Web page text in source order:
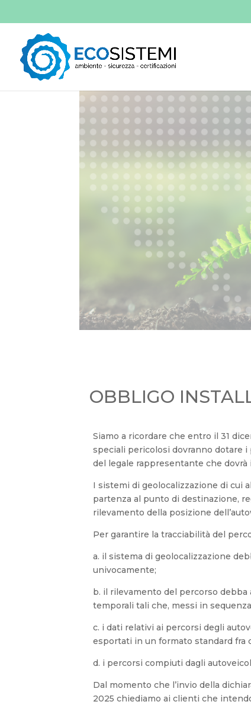
OBBLIGO
Siamo a ricordare che entro il 31
speciali pericolosi dovranno dotare
del legale rappresentante che
I sistemi di geolocalizzazione di cui
partenza al punto di destinazione,
rilevamento della posizione
Per garantire la tracciabilità del
a. il sistema di geolocalizzazione
univocamente;
b. il rilevamento del percorso
temporali tali che, messi in
c. i dati relativi ai percorsi degli
esportati in un formato standard fra
d. i percorsi compiuti dagli
Dal momento che l’invio della
2025 chiediamo ai clienti che